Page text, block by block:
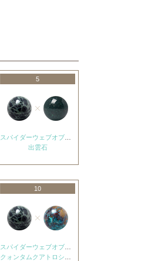
5
出雲石
10
クォンタムクアトロシリカ